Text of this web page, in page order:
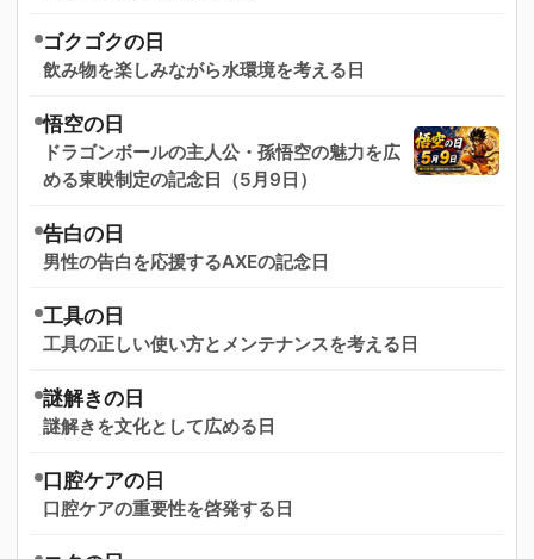
ゴクゴクの日
飲み物を楽しみながら水環境を考える日
悟空の日
ドラゴンボールの主人公・孫悟空の魅力を広
める東映制定の記念日（5月9日）
告白の日
男性の告白を応援するAXEの記念日
工具の日
工具の正しい使い方とメンテナンスを考える日
謎解きの日
謎解きを文化として広める日
口腔ケアの日
口腔ケアの重要性を啓発する日